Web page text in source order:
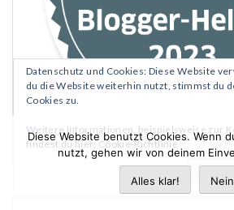
Datenschutz und Cookies: Diese Website
du die Website weiterhin nutzt, stimmst du
Cookies zu.
Weitere Informationen, beispielsweise zur
findest du hier:Cookie-Richtlinie
Diese Website benutzt Cookies. Wenn
nutzt, gehen wir von deinem
Alles klar! Nein